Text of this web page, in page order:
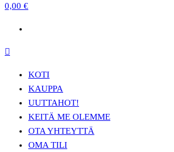
0,00 €
KOTI
KAUPPA
UUTTAHOT!
KEITÄ ME OLEMME
OTA YHTEYTTÄ
OMA TILI